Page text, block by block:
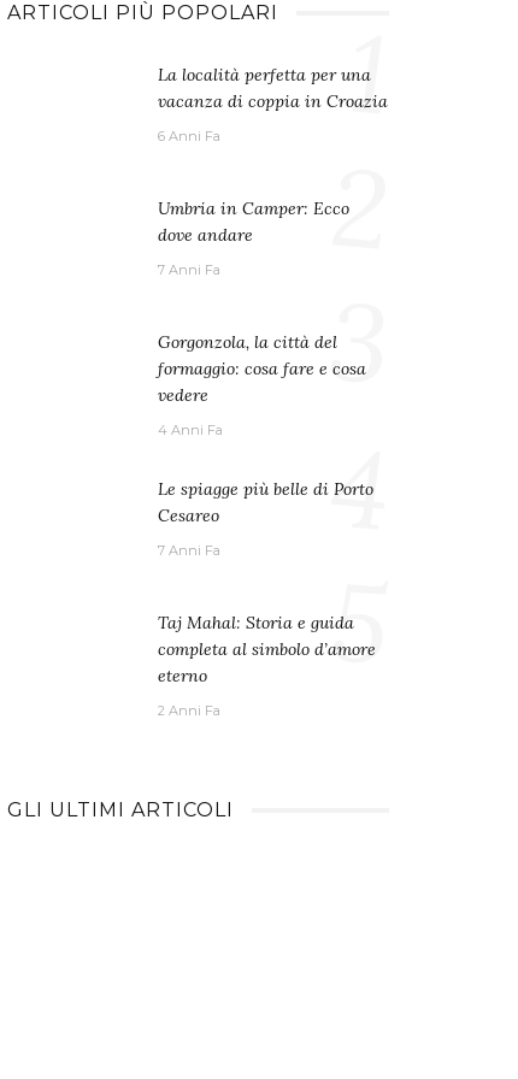
ARTICOLI PIÙ POPOLARI
La località perfetta per una
vacanza di coppia in Croazia
6 Anni Fa 1
Umbria in Camper: Ecco
dove andare
7 Anni Fa 2
Gorgonzola, la città del
formaggio: cosa fare e cosa
vedere
4 Anni Fa
3
Le spiagge più belle di Porto
Cesareo
7 Anni Fa 4
Taj Mahal: Storia e guida
completa al simbolo d’amore
eterno
2 Anni Fa
5
GLI ULTIMI ARTICOLI